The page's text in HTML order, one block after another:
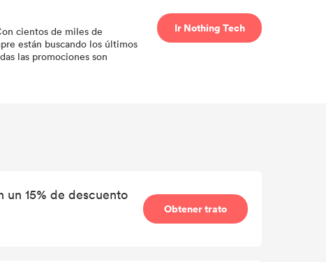
cientos de miles de
están buscando los últimos
las promociones son
Ir Nothing Tech
15% de descuento
Obtener trato